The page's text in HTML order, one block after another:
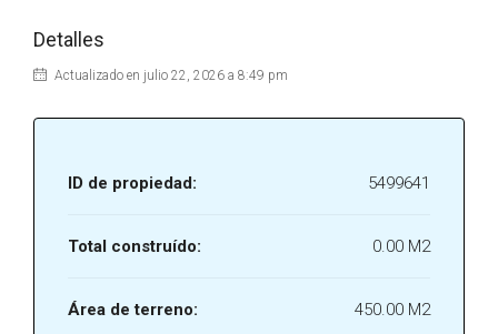
Detalles
Actualizado en julio 22, 2026 a 8:49 pm
ID de propiedad: 5499641
Total construído: 0.00 M2
Área de terreno: 450.00 M2